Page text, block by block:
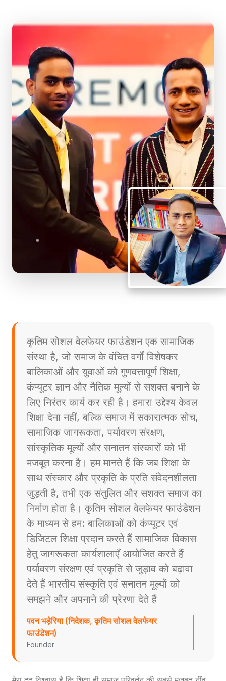
कृतिम सोशल वेलफेयर फाउंडेशन एक सामाजिक
संस्था है, जो समाज के वंचित वर्गों विशेषकर
बालिकाओं और युवाओं को गुणवत्तापूर्ण शिक्षा,
कंप्यूटर ज्ञान और नैतिक मूल्यों से सशक्त बनाने के
लिए निरंतर कार्य कर रही है। हमारा उद्देश्य केवल
शिक्षा देना नहीं, बल्कि समाज में सकारात्मक सोच,
सामाजिक जागरूकता, पर्यावरण संरक्षण,
सांस्कृतिक मूल्यों और सनातन संस्कारों को भी
मजबूत करना है। हम मानते हैं कि जब शिक्षा के
साथ संस्कार और प्रकृति के प्रति संवेदनशीलता
जुड़ती है, तभी एक संतुलित और सशक्त समाज का
निर्माण होता है। कृतिम सोशल वेलफेयर फाउंडेशन
के माध्यम से हम: बालिकाओं को कंप्यूटर एवं
डिजिटल शिक्षा प्रदान करते हैं सामाजिक विकास
हेतु जागरूकता कार्यशालाएँ आयोजित करते हैं
पर्यावरण संरक्षण एवं प्रकृति से जुड़ाव को बढ़ावा
देते हैं भारतीय संस्कृति एवं सनातन मूल्यों को
समझने और अपनाने की प्रेरणा देते हैं
पवन भड़ेरिया (निदेशक, कृतिम सोशल वेलफेयर
फाउंडेशन)
Founder